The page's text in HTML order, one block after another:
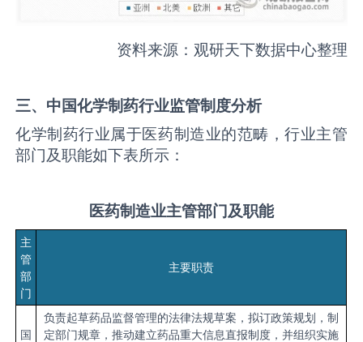
资料来源：观研天下数据中心整理
三、中国化学制药行业监管制度分析
化学制药行业属于医药制造业的范畴，行业主管
部门及职能如下表所示：
医药制造业主管部门及职能
主
管
部
门
主要职责
国
负责起草药品监督管理的法律法规草案，拟订政策规划，制
定部门规章，推动建立药品重大信息直报制度，并组织实施